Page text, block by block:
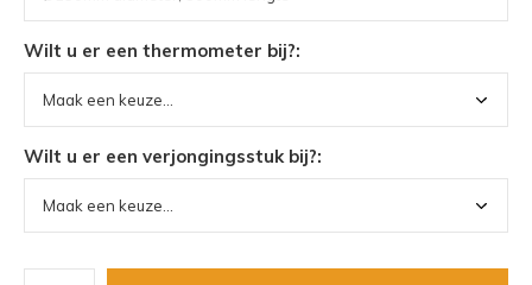
Wilt u er een thermometer bij?:
Wilt u er een verjongingsstuk bij?: